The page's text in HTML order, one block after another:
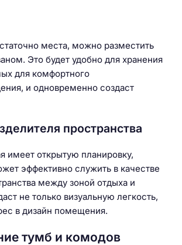
места, можно разместить
Это будет удобно для хранения
для комфортного
и одновременно создаст
пространства
имеет открытую планировку,
эффективно служить в качестве
между зоной отдыха и
не только визуальную легкость,
в дизайн помещения.
тумб и комодов